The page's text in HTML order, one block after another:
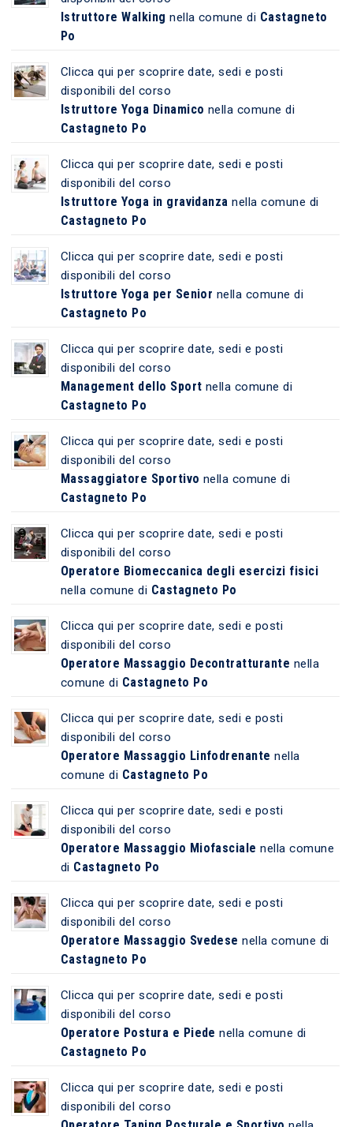
Istruttore Walking nella comune di Castagneto
Po
Clicca qui per scoprire date, sedi e posti
disponibili del corso
Istruttore Yoga Dinamico nella comune di
Castagneto Po
Clicca qui per scoprire date, sedi e posti
disponibili del corso
Istruttore Yoga in gravidanza nella comune di
Castagneto Po
Clicca qui per scoprire date, sedi e posti
disponibili del corso
Istruttore Yoga per Senior nella comune di
Castagneto Po
Clicca qui per scoprire date, sedi e posti
disponibili del corso
Management dello Sport nella comune di
Castagneto Po
Clicca qui per scoprire date, sedi e posti
disponibili del corso
Massaggiatore Sportivo nella comune di
Castagneto Po
Clicca qui per scoprire date, sedi e posti
disponibili del corso
Operatore Biomeccanica degli esercizi fisici
nella comune di Castagneto Po
Clicca qui per scoprire date, sedi e posti
disponibili del corso
Operatore Massaggio Decontratturante nella
comune di Castagneto Po
Clicca qui per scoprire date, sedi e posti
disponibili del corso
Operatore Massaggio Linfodrenante nella
comune di Castagneto Po
Clicca qui per scoprire date, sedi e posti
disponibili del corso
Operatore Massaggio Miofasciale nella comune
di Castagneto Po
Clicca qui per scoprire date, sedi e posti
disponibili del corso
Operatore Massaggio Svedese nella comune di
Castagneto Po
Clicca qui per scoprire date, sedi e posti
disponibili del corso
Operatore Postura e Piede nella comune di
Castagneto Po
Clicca qui per scoprire date, sedi e posti
disponibili del corso